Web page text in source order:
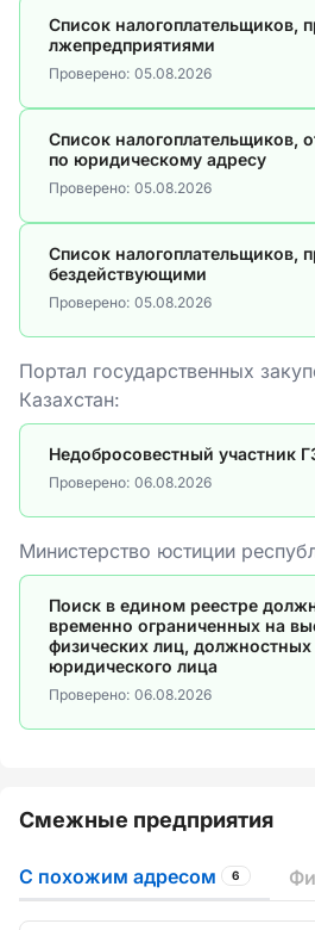
Список налогоплательщиков,
лжепредприятиями
Проверено: 05.08.2026
Список налогоплательщиков,
по юридическому адресу
Проверено: 05.08.2026
Список налогоплательщиков,
бездействующими
Проверено: 05.08.2026
Портал государственных
Казахстан:
Недобросовестный участник
Проверено: 06.08.2026
Министерство юстиции
Поиск в едином реестре
временно ограниченных на
физических лиц, должностных
юридического лица
Проверено: 06.08.2026
Смежные предприятия
С похожим адресом 6